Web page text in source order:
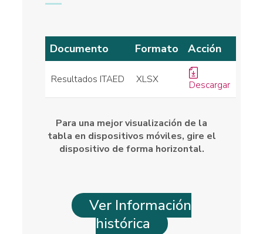
Documento Formato Acción
Resultados ITAED XLSX Descargar
Para una mejor visualización de la
tabla en dispositivos móviles, gire el
dispositivo de forma horizontal.
Ver Información
histórica